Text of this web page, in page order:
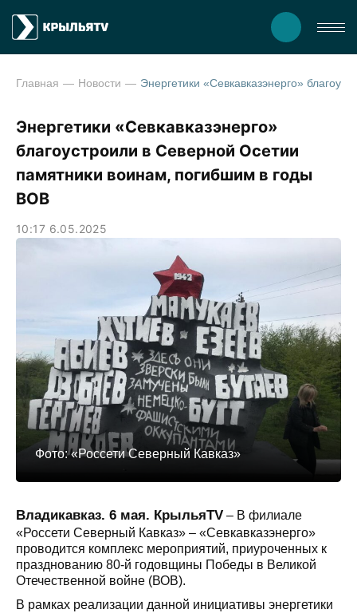
Главная Новости
Энергетики «Севкавказэнерго»
благоустроили в Северной Осетии
памятники воинам, погибшим в годы
ВОВ
10:17 6.05.2025
Фото: «Россети Северный Кавказ»
Владикавказ. 6 мая. КрыльяTV – В филиале
«Россети Северный Кавказ» – «Севкавказэнерго»
проводится комплекс мероприятий, приуроченных к
празднованию 80-й годовщины Победы в Великой
Отечественной войне (ВОВ).
В рамках реализации данной инициативы энергетики